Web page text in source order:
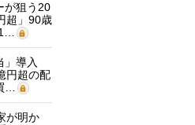
が狙う20
超」90歳
」導入
円超の配
…
が明か